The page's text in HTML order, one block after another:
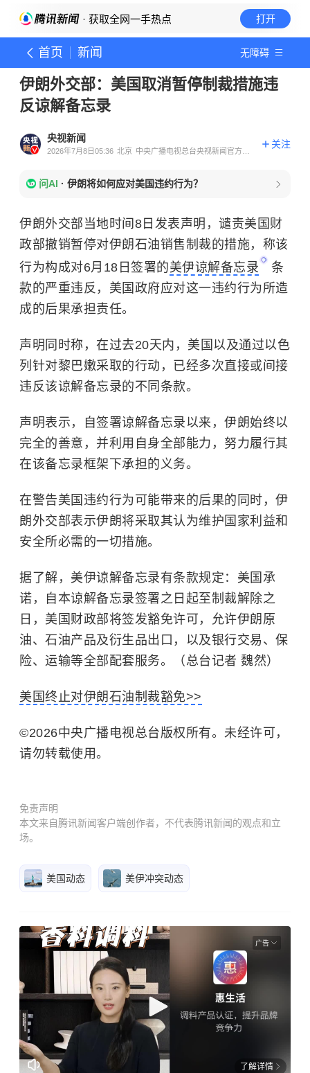
· 获取全网一手热点 打开
首页 新闻 无障碍
伊朗外交部：美国取消暂停制裁措施违
反谅解备忘录
央视新闻
2026年7月8日05:36 北京 中央广播电视总台央视新闻官方账
关注
问AI · 伊朗将如何应对美国违约行为？
伊朗外交部当地时间8日发表声明，谴责美国财
政部撤销暂停对伊朗石油销售制裁的措施，称该
行为构成对6月18日签署的美伊谅解备忘录
条
款的严重违反，美国政府应对这一违约行为所造
成的后果承担责任。
声明同时称，在过去20天内，美国以及通过以色
列针对黎巴嫩采取的行动，已经多次直接或间接
违反该谅解备忘录的不同条款。
声明表示，自签署谅解备忘录以来，伊朗始终以
完全的善意，并利用自身全部能力，努力履行其
在该备忘录框架下承担的义务。
在警告美国违约行为可能带来的后果的同时，伊
朗外交部表示伊朗将采取其认为维护国家利益和
安全所必需的一切措施。
据了解，美伊谅解备忘录有条款规定：美国承
诺，自本谅解备忘录签署之日起至制裁解除之
日，美国财政部将签发豁免许可，允许伊朗原
油、石油产品及衍生品出口，以及银行交易、保
险、运输等全部配套服务。（总台记者 魏然）
美国终止对伊朗石油制裁豁免>>
©2026中央广播电视总台版权所有。未经许可，
请勿转载使用。
免责声明
本文来自腾讯新闻客户端创作者，不代表腾讯新闻的观点和立
场。
美国动态 美伊冲突动态
广告
了解详情